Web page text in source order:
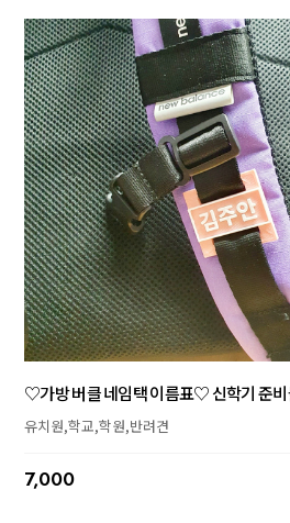
♡가방 버클 네임택 이름표♡ 신학기 준비
유치원,학교,학원,반려견
7,000